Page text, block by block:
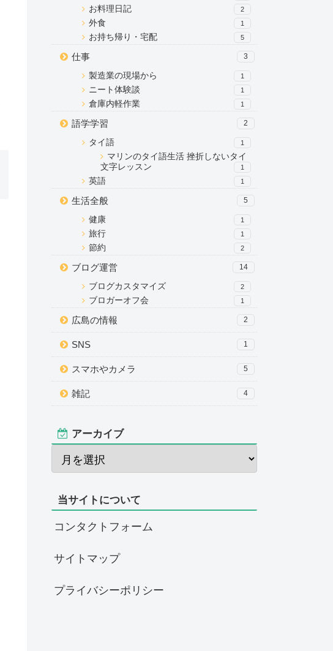
お料理日記 2
外食 1
お持ち帰り・宅配 5
仕事 3
製造業の現場から 1
ニート体験談 1
倉庫内軽作業 1
語学学習 2
タイ語 1
マリンのタイ語生活 挫折しないタイ
文字レッスン
1
英語 1
生活全般 5
健康 1
旅行 1
節約 2
ブログ運営 14
ブログカスタマイズ 2
ブロガーオフ会 1
広島の情報 2
SNS 1
スマホやカメラ 5
雑記 4
アーカイブ
当サイトについて
コンタクトフォーム
サイトマップ
プライバシーポリシー